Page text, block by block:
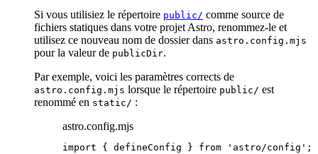
Si vous utilisiez le répertoire public/ comme source de
fichiers statiques dans votre projet Astro, renommez-le et
utilisez ce nouveau nom de dossier dans astro.config.mjs
pour la valeur de publicDir.
Par exemple, voici les paramètres corrects de
astro.config.mjs lorsque le répertoire public/ est
renommé en static/ :
astro.config.mjs
import { defineConfig } from ' astro/config ' ;